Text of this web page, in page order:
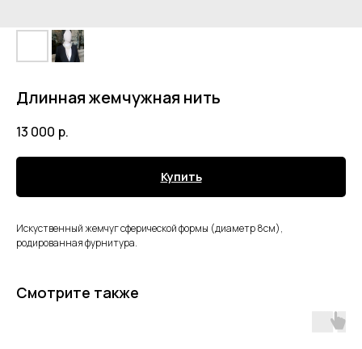
Длинная жемчужная нить
13 000 р.
Купить
Искуственный жемчуг сферической формы (диаметр 8см),
родированная фурнитура.
Смотрите также